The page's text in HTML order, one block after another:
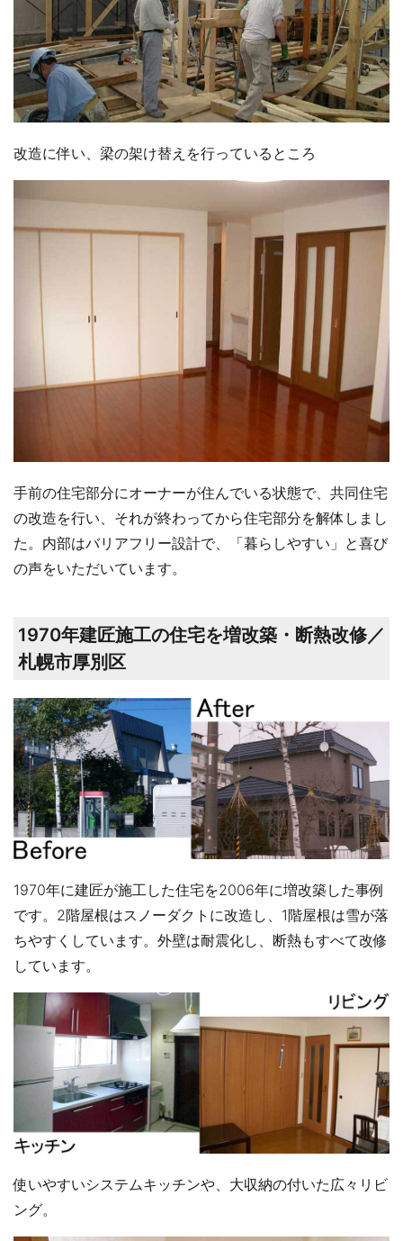
改造に伴い、梁の架け替えを行っているところ
手前の住宅部分にオーナーが住んでいる状態で、共同住宅
の改造を行い、それが終わってから住宅部分を解体しまし
た。内部はバリアフリー設計で、「暮らしやすい」と喜び
の声をいただいています。
1970年建匠施工の住宅を増改築・断熱改修／
札幌市厚別区
1970年に建匠が施工した住宅を2006年に増改築した事例
です。2階屋根はスノーダクトに改造し、1階屋根は雪が落
ちやすくしています。外壁は耐震化し、断熱もすべて改修
しています。
使いやすいシステムキッチンや、大収納の付いた広々リビ
ング。